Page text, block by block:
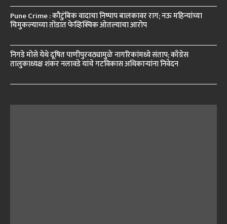
Pune Crime : कौटुंबिक वादाचा निष्पाप बालकावर राग; नऊ महिन्यांच्या
चिमुकल्याच्या तोंडात फेव्हिक्विक ओतल्याचा आरोप
निगडे मोसे येथे दूषित पाणीपुरवठ्यामुळे नागरिकांमध्ये संताप; काँग्रेस
तालुकाध्यक्ष शंकर नलावडे यांचे गटविकास अधिकाऱ्यांना निवेदन